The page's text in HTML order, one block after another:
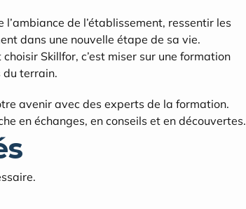
de l’établissement, ressentir les
dans une nouvelle étape de sa vie.
Skillfor, c’est miser sur une formation
du terrain.
avenir avec des experts de la formation.
en échanges, en conseils et en découvertes.